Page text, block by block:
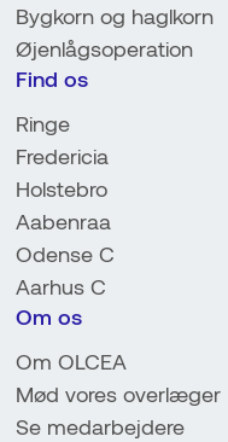
Bygkorn og haglkorn
Øjenlågsoperation
Find os
Ringe
Fredericia
Holstebro
Aabenraa
Odense C
Aarhus C
Om os
Om OLCEA
Mød vores overlæger
Se medarbejdere